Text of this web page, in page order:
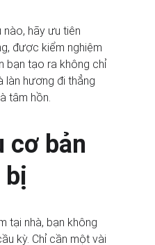
nào, hãy ưu tiên
được kiểm nghiệm
bạn tạo ra không chỉ
làn hương đi thẳng
tâm hồn.
cơ bản
bị
tại nhà, bạn không
kỳ. Chỉ cần một vài